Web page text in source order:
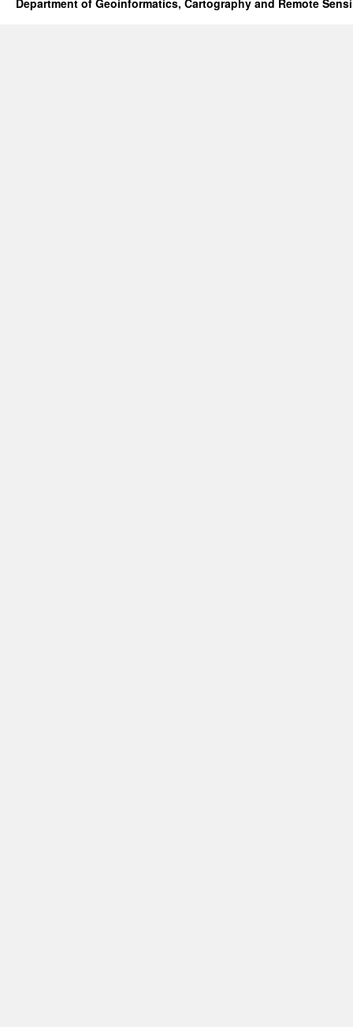
Department of Geoinformatics, Cartography and Remote